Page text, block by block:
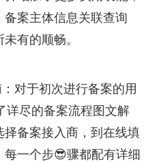
案主体信息关联查询
有的顺畅。
对于初次进行备案的用
详尽的备案流程图文解
备案接入商，到在线填
一个步😎骤都配有详细